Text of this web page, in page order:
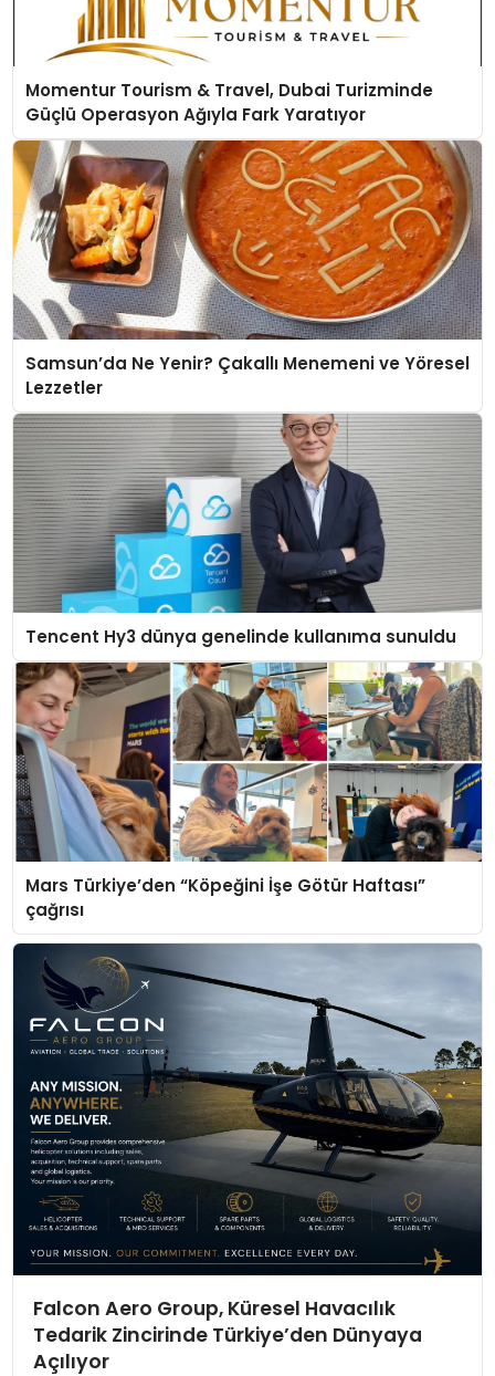
Momentur Tourism & Travel, Dubai Turizminde
Güçlü Operasyon Ağıyla Fark Yaratıyor
Samsun’da Ne Yenir? Çakallı Menemeni ve Yöresel
Lezzetler
Tencent Hy3 dünya genelinde kullanıma sunuldu
Mars Türkiye’den “Köpeğini İşe Götür Haftası”
çağrısı
Falcon Aero Group, Küresel Havacılık
Tedarik Zincirinde Türkiye’den Dünyaya
Açılıyor